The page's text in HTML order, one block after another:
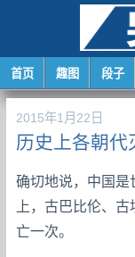
首页 趣图 段子
2015年1月22日
历史上各朝代
确切地说，中国是
上，古巴比伦、
亡一次。